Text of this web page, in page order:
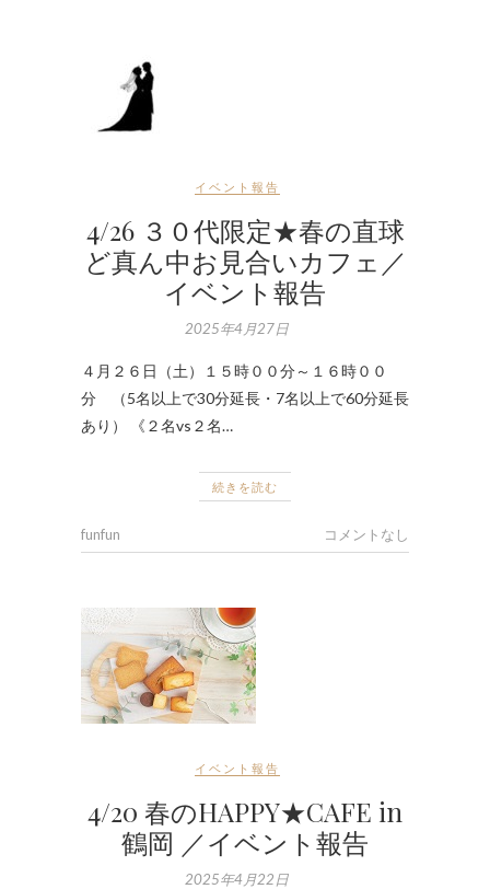
イベント報告
4/26 ３０代限定★春の直球
ど真ん中お見合いカフェ／
イベント報告
2025年4月27日
４月２６日（土）１５時００分～１６時００
分 （5名以上で30分延長・7名以上で60分延長
あり） 《２名vs２名…
続きを読む
funfun コメントなし
イベント報告
4/20 春のHAPPY★CAFE in
鶴岡 ／イベント報告
2025年4月22日